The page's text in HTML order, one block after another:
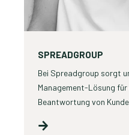
SPREADGROUP
Bei Spreadgroup sorgt
Management-Lösung
Beantwortung von